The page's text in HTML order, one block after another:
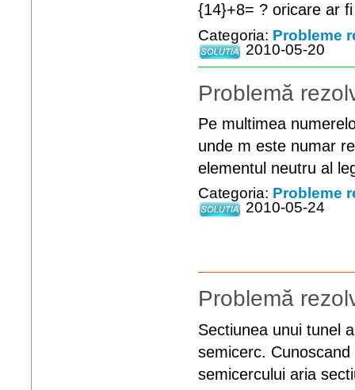
{14}+8= ? oricare ar
Categoria: Probleme
2010-05-20
Problemă
Pe multimea
unde m este numar
elementul neutru al
Categoria: Probleme
2010-05-24
Problemă
Sectiunea unui tunel
semicerc.
semicercului aria